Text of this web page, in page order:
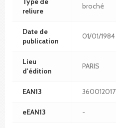
reliure
broché
Date de
publication
01/01/1984
Lieu
d'édition
PARIS
EAN13
eEAN13 -